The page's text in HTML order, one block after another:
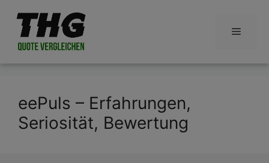
Inhalt
springen
Menü
eePuls – Erfahrungen,
Seriosität, Bewertung